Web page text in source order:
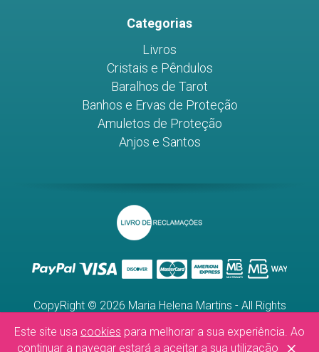
Categorias
Livros
Cristais e Pêndulos
Baralhos de Tarot
Banhos e Ervas de Proteção
Amuletos de Proteção
Anjos e Santos
CopyRight © 2026 Maria Helena Martins - All Rights
WebDesign byGlobal Pixel
Este site usa cookies para melhorar a sua experiência. Ao
continuar a navegar estará a aceitar a sua utilização
×